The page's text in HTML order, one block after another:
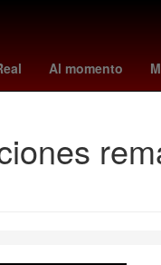
Al momento
Beca Benito Juárez